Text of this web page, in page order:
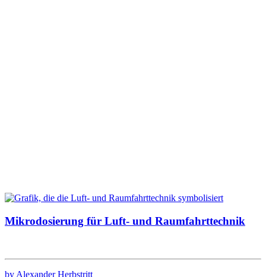
Mikrodosierung für Luft- und Raumfahrttechnik
by Alexander Herbstritt